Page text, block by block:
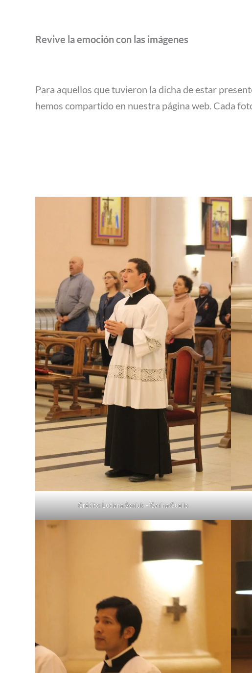
Revive la emoción con las imágenes
Para aquellos que tuvieron la dicha de estar
hemos compartido en nuestra página web. Cada
Crédito: Luciana Seniuk – Carina Cuello